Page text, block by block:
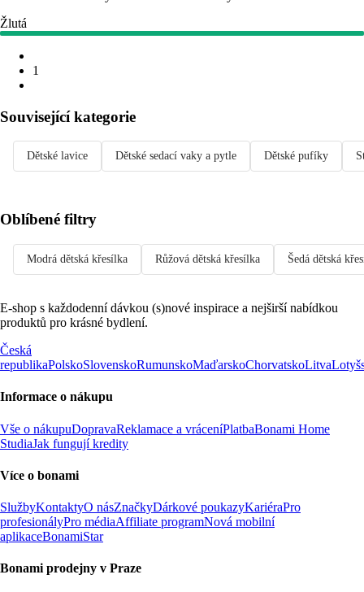
Žlutá
1
Související kategorie
Dětské lavice Dětské sedací vaky a pytle Dětské pufíky
Oblíbené filtry
Modrá dětská křesílka Růžová dětská křesílka Šedá dětská
E-shop s každodenní dávkou (s)nové inspirace a nejširší nabídkou
produktů pro krásné bydlení.
Česká
republikaPolskoSlovenskoRumunskoMaďarskoChorvatskoLitva
Informace o nákupu
Vše o nákupuDopravaReklamace a vráceníPlatbaBonami Home
StudiaJak fungují kredity
Více o bonami
SlužbyKontaktyO násZnačkyDárkové poukazyKariéraPro
profesionályPro médiaAffiliate programNová mobilní
aplikaceBonamiStar
Bonami prodejny v Praze